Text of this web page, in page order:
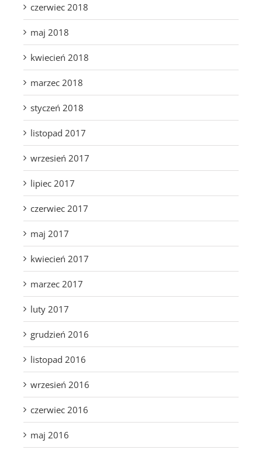
czerwiec 2018
maj 2018
kwiecień 2018
marzec 2018
styczeń 2018
listopad 2017
wrzesień 2017
lipiec 2017
czerwiec 2017
maj 2017
kwiecień 2017
marzec 2017
luty 2017
grudzień 2016
listopad 2016
wrzesień 2016
czerwiec 2016
maj 2016